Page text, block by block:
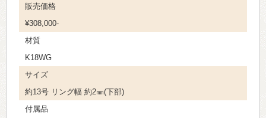
販売価格
¥308,000-
材質
K18WG
サイズ
約13号 リング幅 約2㎜(下部)
付属品